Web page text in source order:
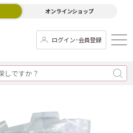
オンラインショップ
ログイン･会員登録